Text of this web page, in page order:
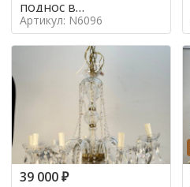
поднос в
марокканском стиле в
стиле
Артикул: N6096
39 000₽